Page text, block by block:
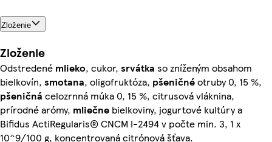
Zloženie
Zloženie
Odstredené mlieko, cukor, srvátka so zníženým obsahom
bielkovín, smotana, oligofruktóza, pšeničnéotruby 0, 15 %,
pšeničná celozrnná múka 0, 15 %, citrusová vláknina,
prírodné arómy, mliečne bielkoviny, jogurtové kultúry a
Bifidus ActiRegularis® CNCM I-2494 v počte min. 3, 1 x
10^9/100 g, koncentrovaná citrónová šťava.